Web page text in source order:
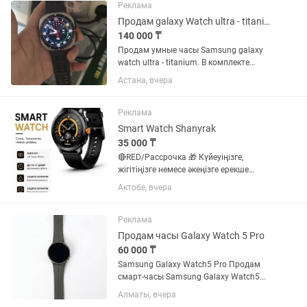
Реклама
Продам galaxy Watch ultra - titanium
140 000 ₸
Продам умные часы Samsung galaxy
watch ultra - titanium. В комплекте
родная коробка, сами часы, зарядный
кабель-таблетка, комплектный
оригинальный плетеный оранжевый...
Астана, вчера
Реклама
Smart Watch Shanyrak
35 000 ₸
🔴RED/Рассрочка 🎁 Күйеуіңізге,
жігітіңізге немесе әкеңізге ерекше
сыйлық іздеп жүрсіз бе? ⌚ Смарт сағат
– күнделікті өмірге пайдалы әрі стильді
Қоңырауға жауап беру және...
Актобе, вчера
Реклама
Продам часы Galaxy Watch 5 Pro
60 000 ₸
Samsung Galaxy Watch5 Pro Продам
смарт-часы Samsung Galaxy Watch5
Pro (45мм, титан). Полная
комплектация: коробка, зарядное
Алматы, вчера